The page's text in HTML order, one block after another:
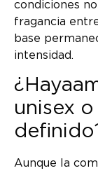
condiciones
fragancia
base
intensidad.
unisex
Aunque la